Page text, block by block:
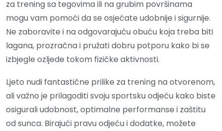
za trening sa tegovima ili na grubim površinama
mogu vam pomoći da se osjećate udobnije i sigurnije.
Ne zaboravite i na odgovarajuću obuću koja treba biti
lagana, prozračna i pružati dobru potporu kako bi se
izbjegle ozljede tokom fizičke aktivnosti.
Ljeto nudi fantastične prilike za trening na otvorenom,
ali važno je prilagoditi svoju sportsku odjeću kako biste
osigurali udobnost, optimalne performanse i zaštitu
od sunca. Birajući pravu odjeću i dodatke, možete